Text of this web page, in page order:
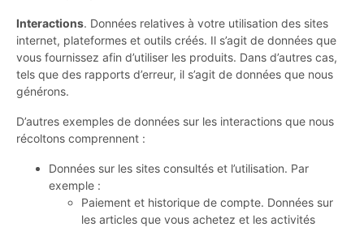
Interactions. Données relatives à votre utilisation des sites
internet, plateformes et outils créés. Il s’agit de données que
vous fournissez afin d’utiliser les produits. Dans d’autres cas,
tels que des rapports d’erreur, il s’agit de données que nous
générons.
D’autres exemples de données sur les interactions que nous
récoltons comprennent :
Données sur les sites consultés et l’utilisation. Par
exemple :
Paiement et historique de compte. Données sur
les articles que vous achetez et les activités